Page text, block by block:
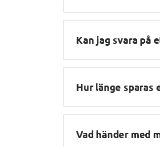
Kan jag svara på
Hur länge sparas
Vad händer med